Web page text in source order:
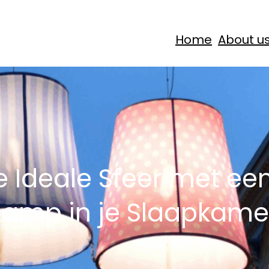
Home About
Ideale Sfeer met
in je